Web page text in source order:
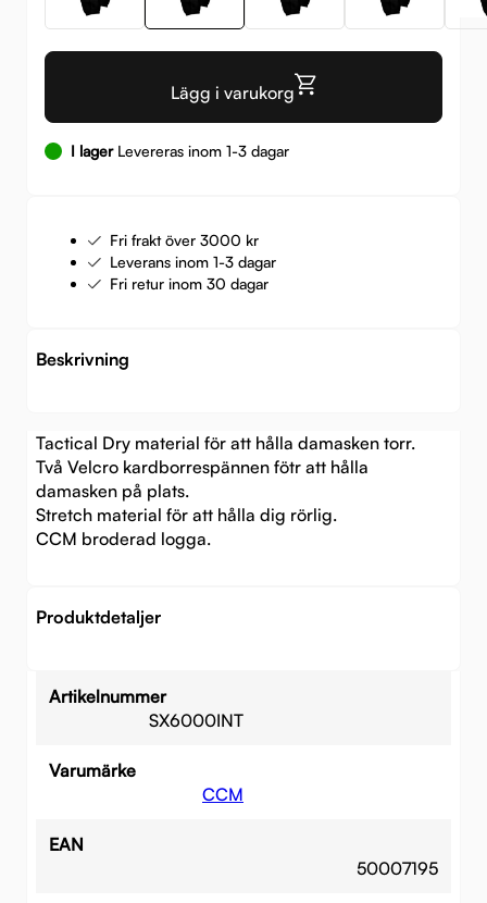
Lägg i varukorg
I lagerLevereras inom 1-3 dagar
Fri frakt över 3000 kr
Leverans inom 1-3 dagar
Fri retur inom 30 dagar
Beskrivning
Tactical Dry material för att hålla damasken torr.
Två Velcro kardborrespännen fötr att hålla
damasken på plats.
Stretch material för att hålla dig rörlig.
CCM broderad logga.
Produktdetaljer
Artikelnummer
SX6000INT
Varumärke
CCM
EAN
50007195